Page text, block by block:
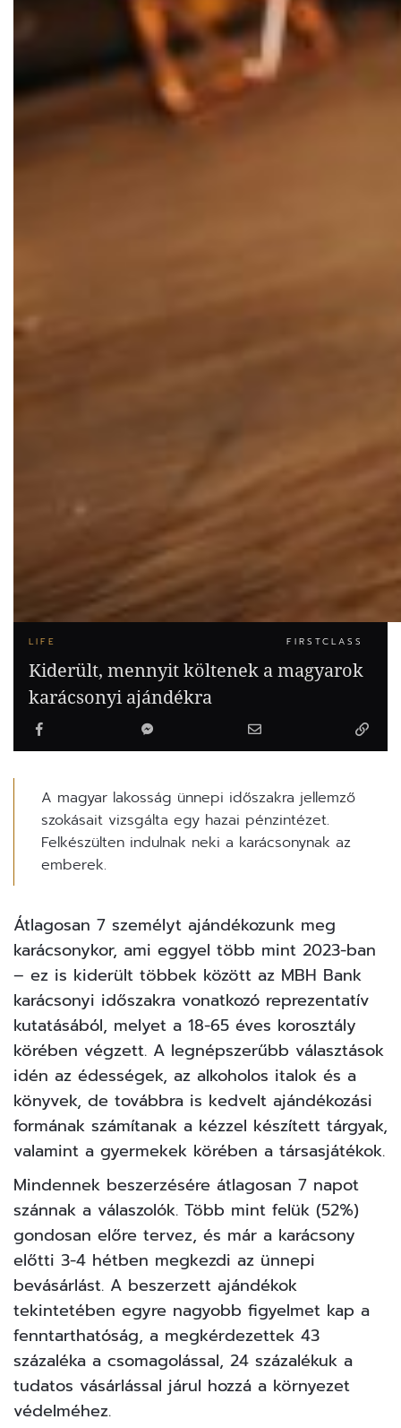
LIFE FIRSTCLASS
Kiderült, mennyit költenek a magyarok
karácsonyi ajándékra
A magyar lakosság ünnepi időszakra jellemző
szokásait vizsgálta egy hazai pénzintézet.
Felkészülten indulnak neki a karácsonynak az
emberek.
Átlagosan 7 személyt ajándékozunk meg
karácsonykor, ami eggyel több mint 2023-ban
– ez is kiderült többek között az MBH Bank
karácsonyi időszakra vonatkozó reprezentatív
kutatásából, melyet a 18-65 éves korosztály
körében végzett. A legnépszerűbb választások
idén az édességek, az alkoholos italok és a
könyvek, de továbbra is kedvelt ajándékozási
formának számítanak a kézzel készített tárgyak,
valamint a gyermekek körében a társasjátékok.
Mindennek beszerzésére átlagosan 7 napot
szánnak a válaszolók. Több mint felük (52%)
gondosan előre tervez, és már a karácsony
előtti 3-4 hétben megkezdi az ünnepi
bevásárlást. A beszerzett ajándékok
tekintetében egyre nagyobb figyelmet kap a
fenntarthatóság, a megkérdezettek 43
százaléka a csomagolással, 24 százalékuk a
tudatos vásárlással járul hozzá a környezet
védelméhez.